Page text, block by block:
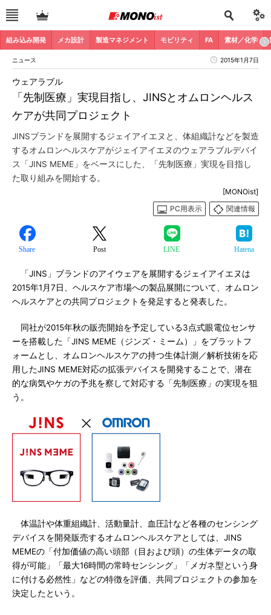
組み込み開発 メカ設計 製造マネジメント モビリティ FA 素材／化学
ニュース 2015年1月7日
「先制医療」実現目指し、JINSとオムロンヘルス
ケアが共同プロジェクト
ウェアラブル
JINSブランドを展開するジェイアイエヌと、体組織計などを製造
するオムロンヘルスケアがジェイアイエヌのウェアラブルデバイ
ス「JINS MEME」をベースにした、「先制医療」実現を目指し
た取り組みを開始する。
[MONOist]
PC用表示
関連情報
Share Post LINE Hatena
「JINS」ブランドのアイウェアを展開するジェイアイエヌは
2015年1月7日、ヘルスケア市場への製品展開について、オムロン
ヘルスケアとの共同プロジェクトを発足すると発表した。
同社が2015年秋の販売開始を予定している3点式眼電位センサ
ーを搭載した「JINS MEME（ジンズ・ミーム）」をプラットフ
ォームとし、オムロンヘルスケアの持つ生体計測／解析技術を応
用したJINS MEME対応の拡張デバイスを開発することで、潜在
的な病気やケガの予兆を察して対応する「先制医療」の実現を狙
う。
体温計や体重組織計、活動量計、血圧計など各種のセンシング
デバイスを開発販売するオムロンヘルスケアとしては、JINS
MEMEの「付加価値の高い頭部（目および頭）の生体データの取
得が可能」「最大16時間の常時センシング」「メガネ型という身
に付ける必然性」などの特徴を評価、共同プロジェクトの参加を
決定したという。